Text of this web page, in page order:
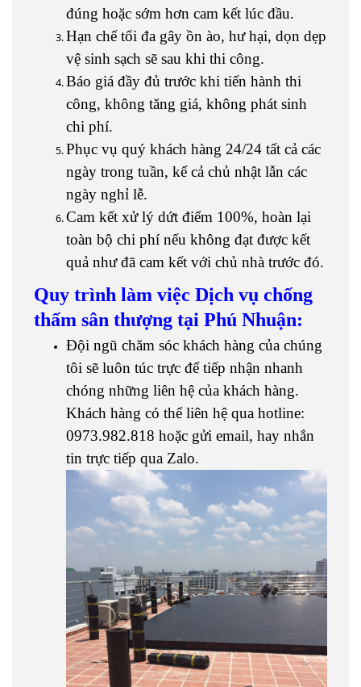
đúng hoặc sớm hơn cam kết lúc đầu.
Hạn chế tối đa gây ồn ào, hư hại, dọn dẹp
vệ sinh sạch sẽ sau khi thi công.
Báo giá đầy đủ trước khi tiến hành thi
công, không tăng giá, không phát sinh
chi phí.
Phục vụ quý khách hàng 24/24 tất cả các
ngày trong tuần, kể cả chủ nhật lẫn các
ngày nghỉ lễ.
Cam kết xử lý dứt điểm 100%, hoàn lại
toàn bộ chi phí nếu không đạt được kết
quả như đã cam kết với chủ nhà trước đó.
Quy trình làm việc Dịch vụ chống
thấm sân thượng tại Phú Nhuận:
Đội ngũ chăm sóc khách hàng của chúng
tôi sẽ luôn túc trực để tiếp nhận nhanh
chóng những liên hệ của khách hàng.
Khách hàng có thể liên hệ qua hotline:
0973.982.818 hoặc gửi email, hay nhắn
tin trực tiếp qua Zalo.